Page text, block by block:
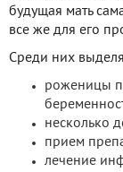
будущая мать
все же для его
Среди них
роженицы
несколько
прием
лечение